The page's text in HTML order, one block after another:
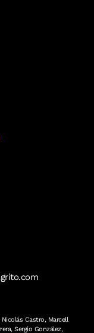
Castro, Marcell
Sergio González,